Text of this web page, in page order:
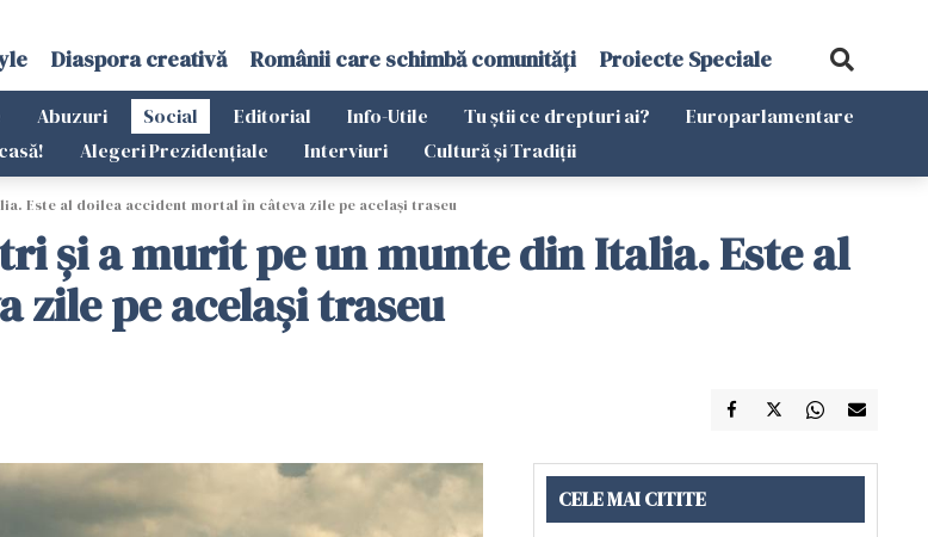
Diaspora creativă Românii care schimbă comunități Proiecte Speciale
Abuzuri Social Editorial Info-Utile Tu știi ce drepturi ai?
Europarlamentare
Alegeri Prezidențiale Interviuri Cultură și Tradiții
Este al doilea accident mortal în câteva zile pe același traseu
și a murit pe un munte din Italia. Este al
pe același traseu
CELE MAI CITITE